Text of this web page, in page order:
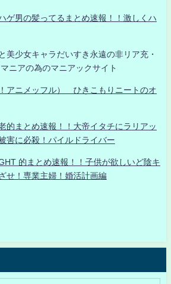
ゲ男の髪ってるまとめ速報！！激しくハ
美少女キャラだいすき永遠の非リア充・
ニアの為のマニアックサイト
アニメッフル） ひきこもりニートのオ
的まとめ速報！！大帝イタチにラリアッ
害に必殺！パイルドライバー
的まとめ速報！！子供が欲しいど陰キ
せ！専業主婦！婚活計画編